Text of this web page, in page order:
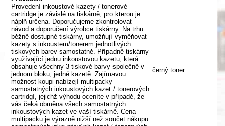
Provedení inkoustové kazety / tonerové
cartridge je závislé na tiskárně, pro kterou je
náplň určena. Doporučujeme zkontrolovat
návod a doporučení výrobce tiskárny. Na trhu
běžně dostupné tiskárny, umožňují vyměňovat
kazety s inkoustem/tonerem jednotlivých
tiskových barev samostatně. Případně tiskárny
využívající jednu inkoustovou kazetu, která
obsahuje všechny 3 tiskové barvy společně v
jednom bloku, jedné kazetě. Zajímavou
možnost koupi nabízejí multipacky
samostatných inkoustových kazet / tonerových
cartridgí, jejichž výhodu oceníte v případě, že
vás čeká obměna všech samostatných
inkoustových kazet ve vaší tiskárně. Cena
multipacku je výrazně nižší než součet nákupu
černý toner